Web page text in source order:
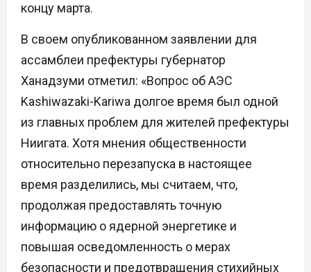
концу марта.
В своем опубликованном заявлении для
ассамблеи префектуры губернатор
Ханадзуми отметил: «Вопрос об АЭС
Kashiwazaki-Kariwa долгое время был одной
из главных проблем для жителей префектуры
Ниигата. Хотя мнения общественности
относительно перезапуска в настоящее
время разделились, мы считаем, что,
продолжая предоставлять точную
информацию о ядерной энергетике и
повышая осведомленность о мерах
безопасности и предотвращения стихийных